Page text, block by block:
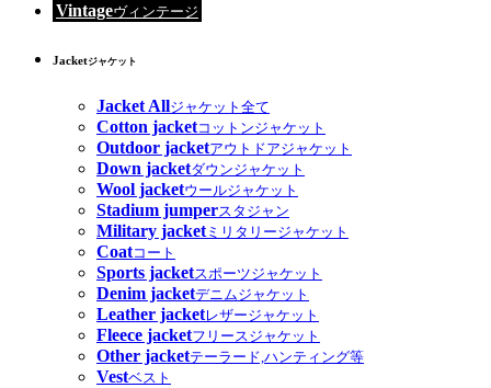
Vintageヴィンテージ
Jacketジャケット
Jacket Allジャケット全て
Cotton jacketコットンジャケット
Outdoor jacketアウトドアジャケット
Down jacketダウンジャケット
Wool jacketウールジャケット
Stadium jumperスタジャン
Military jacketミリタリージャケット
Coatコート
Sports jacketスポーツジャケット
Denim jacketデニムジャケット
Leather jacketレザージャケット
Fleece jacketフリースジャケット
Other jacketテーラード,ハンティング等
Vestベスト